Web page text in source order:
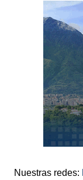
Nuestras redes: